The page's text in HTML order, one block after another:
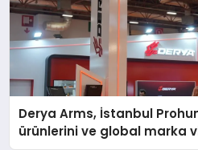
Derya Arms, İstanbul
ürünlerini ve global marka